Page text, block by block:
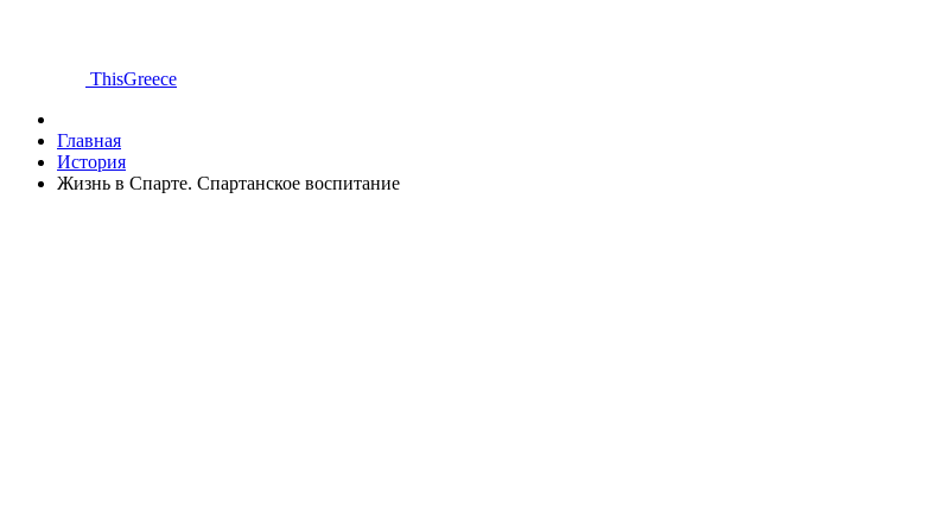
ThisGreece
Главная
История
Жизнь в Спарте. Спартанское воспитание